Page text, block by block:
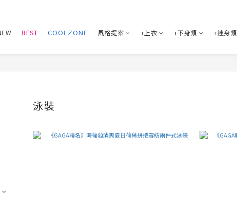
BEST 風格提案 +上衣 +下身類 +連身類
泳裝